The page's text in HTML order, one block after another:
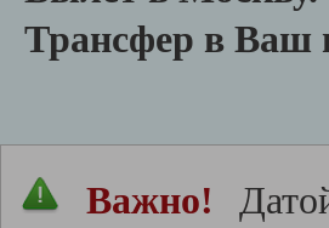
Трансфер в Ваш
Важно!